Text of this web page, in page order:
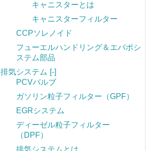
キャニスターとは
キャニスターフィルター
CCPソレノイド
フューエルハンドリング＆エバポシ
ステム部品
排気システム [-]
PCVバルブ
ガソリン粒子フィルター（GPF）
EGRシステム
ディーゼル粒子フィルター
（DPF）